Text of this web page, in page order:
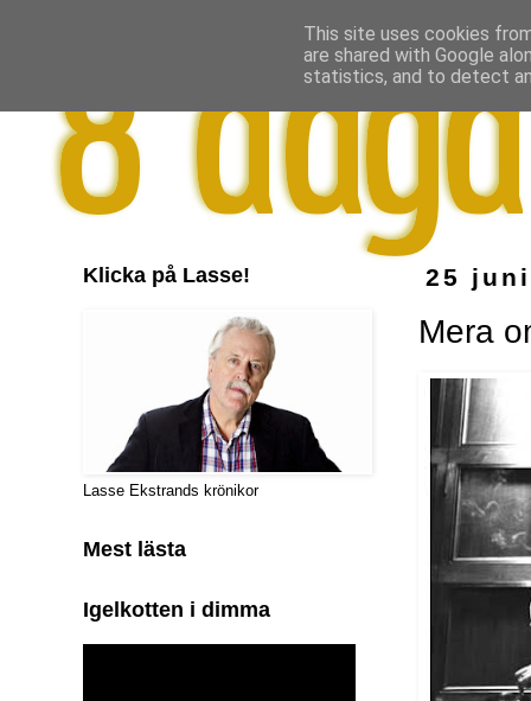
25
Mera
Klicka på Lasse!
Lasse Ekstrands krönikor
Mest lästa
Igelkotten i dimma
This site uses cookies
are shared with Google
statistics, and to detect